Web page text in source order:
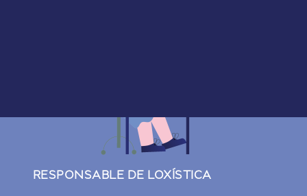
RESPONSABLE DE LOXÍSTICA